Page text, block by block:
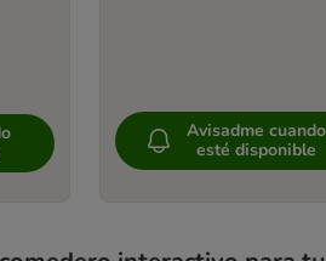
Avisadme cuando
esté disponible